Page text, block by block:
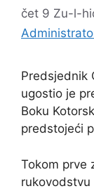
čet 9 Zu-l-
Predsjednik
ugostio je
Boku
predstojeći
Tokom prve
rukovodstvu